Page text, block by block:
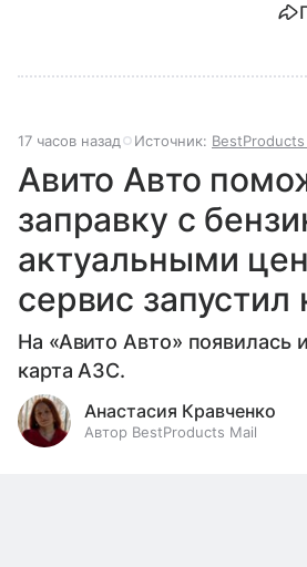
17 часов назад Источник: BestProducts
Авито Авто
заправку с
актуальными
сервис запустил
На «Авито Авто» появилась
карта АЗС.
Анастасия Кравченко
Автор BestProducts Mail